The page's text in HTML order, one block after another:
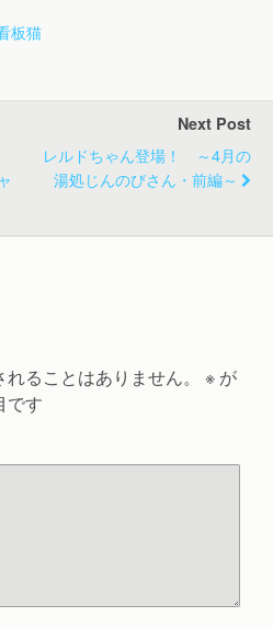
板猫
Next Post
レルドちゃん登場！ ～4月の
湯処じんのびさん・前編～
ることはありません。 ※ が
です